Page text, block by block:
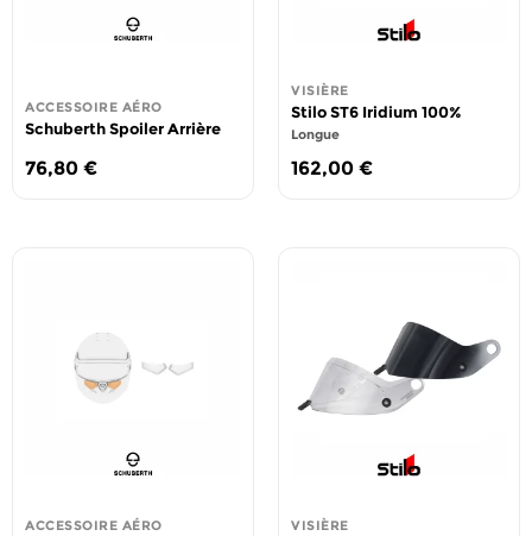
ACCESSOIRE AÉRO
Schuberth Spoiler Arrière
76,80 €
VISIÈRE
Stilo ST6 Iridium 100%
Longue
162,00 €
ACCESSOIRE AÉRO VISIÈRE